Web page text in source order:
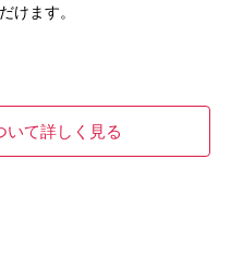
けます。
いて詳しく見る